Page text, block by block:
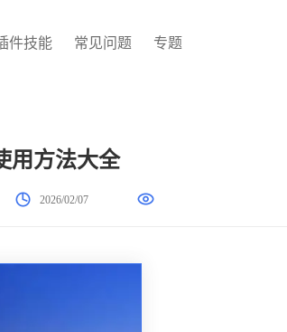
件技能 常见问题 专题
用方法大全
2026/02/07